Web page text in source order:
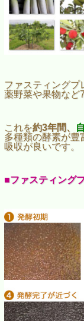
ファスティングプ
薬野菜や果物など
これを約3年間、
多種類の酵素が豊
吸収が良いです。
■ファスティング